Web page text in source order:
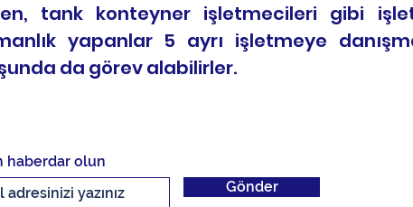
tank konteyner işletmecileri gibi
yapanlar 5 ayrı işletmeye
da görev alabilirler.
haberdar olun
Gönder